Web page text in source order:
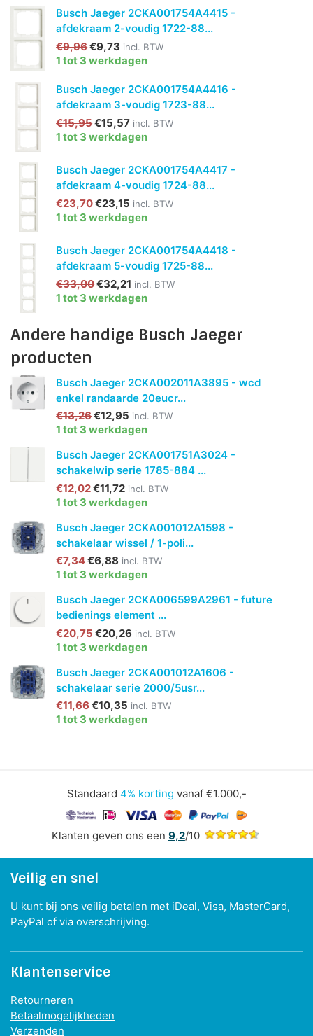
Busch Jaeger 2CKA001754A4415 -
afdekraam 2-voudig 1722-88...
€9,96€9,73 incl. BTW
1 tot 3 werkdagen
Busch Jaeger 2CKA001754A4416 -
afdekraam 3-voudig 1723-88...
€15,95€15,57 incl. BTW
1 tot 3 werkdagen
Busch Jaeger 2CKA001754A4417 -
afdekraam 4-voudig 1724-88...
€23,70€23,15 incl. BTW
1 tot 3 werkdagen
Busch Jaeger 2CKA001754A4418 -
afdekraam 5-voudig 1725-88...
€33,00€32,21 incl. BTW
1 tot 3 werkdagen
Andere handige Busch Jaeger
producten
Busch Jaeger 2CKA002011A3895 - wcd
enkel randaarde 20eucr...
€13,26€12,95 incl. BTW
1 tot 3 werkdagen
Busch Jaeger 2CKA001751A3024 -
schakelwip serie 1785-884 ...
€12,02€11,72 incl. BTW
1 tot 3 werkdagen
Busch Jaeger 2CKA001012A1598 -
schakelaar wissel / 1-poli...
€7,34€6,88 incl. BTW
1 tot 3 werkdagen
Busch Jaeger 2CKA006599A2961 - future
bedienings element ...
€20,75€20,26 incl. BTW
1 tot 3 werkdagen
Busch Jaeger 2CKA001012A1606 -
schakelaar serie 2000/5usr...
€11,66€10,35 incl. BTW
1 tot 3 werkdagen
Standaard 4% korting vanaf €1.000,-
Klanten geven ons een 9,2/10
Veilig en snel
U kunt bij ons veilig betalen met iDeal, Visa, MasterCard,
PayPal of via overschrijving.
Klantenservice
Retourneren
Betaalmogelijkheden
Verzenden